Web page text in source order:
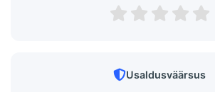
Usaldusväärsus